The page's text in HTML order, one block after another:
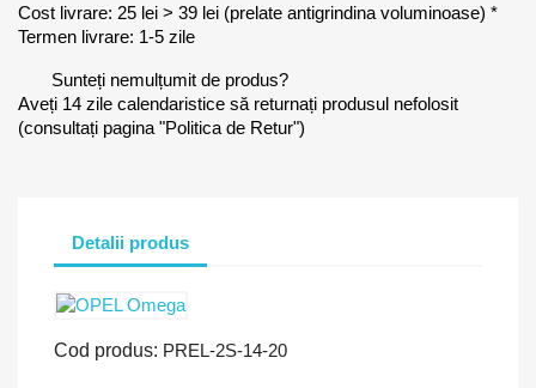
Cost livrare: 25 lei > 39 lei (prelate antigrindina voluminoase) *
Termen livrare: 1-5 zile
Sunteți nemulțumit de produs?
Aveți 14 zile calendaristice să returnați produsul nefolosit
(consultați pagina "Politica de Retur")
Detalii produs
Cod produs: PREL-2S-14-20